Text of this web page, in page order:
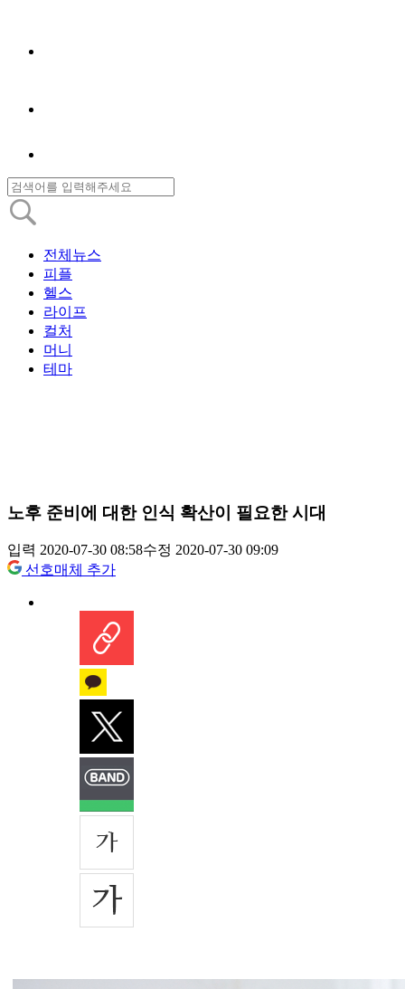
전체뉴스
피플
헬스
라이프
컬처
머니
테마
노후 준비에 대한 인식 확산이 필요한 시대
입력 2020-07-30 08:58수정 2020-07-30 09:09
선호매체 추가